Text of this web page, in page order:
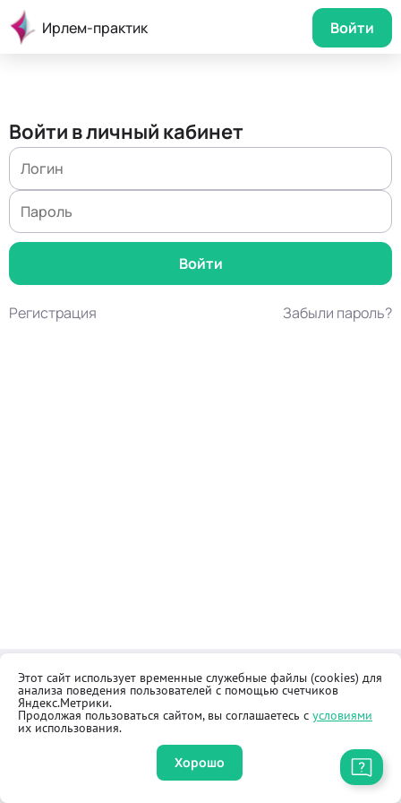
Ирлем-практик Войти
Войти в личный кабинет
Регистрация Забыли пароль?
Контакты
Как купить
Общественная приёмная
Реквизиты
Оферта
Правила продажи товаров
Этот сайт использует временные служебные файлы (cookies) для
анализа поведения пользователей с помощью счетчиков
Яндекс.Метрики.
Продолжая пользоваться сайтом, вы соглашаетесь с условиями
их использования.
Хорошо